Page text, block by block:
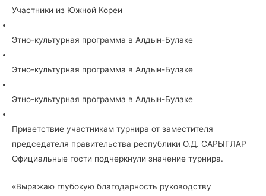
Участники из Южной Кореи
Этно-культурная программа в Алдын-Булаке
Этно-культурная программа в Алдын-Булаке
Этно-культурная программа в Алдын-Булаке
Приветствие участникам турнира от заместителя
председателя правительства республики О.Д. САРЫГЛАР
Официальные гости подчеркнули значение турнира.
«Выражаю глубокую благодарность руководству